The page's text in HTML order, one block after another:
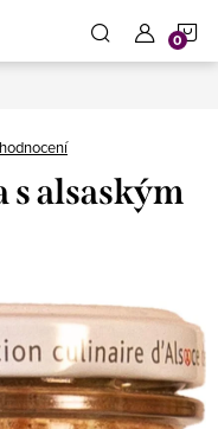
s alsaským